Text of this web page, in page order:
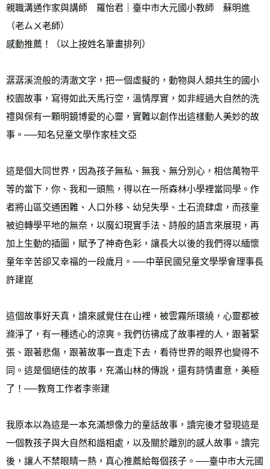
親職溝通作家與講師　羅怡君｜臺中市大元國小教師　蘇明進
（老ㄙㄨ老師）
感動推薦！（以上按姓名筆畫排列）
潺潺溪流般的清澈文字，把一個虛擬的，動物與人類共生的國小
校園故事，寫得如此天馬行空，溫情厚實，如非經過大自然的洗
禮與保有一顆明鏡博愛的心靈，實難以創作出這樣動人美妙的故
事。──知名兒童文學作家桂文亞
這是個大同世界，因為孩子無私、無我、無分別心，相信萬物平
等的當下，你、我和一頭熊，得以在一所森林小學裡當同學。作
者將山區交通困難、人口外移、幼兒失學、土石流肆虐，而孩童
被迫轉學平地的無奈，以魔幻現實手法、詩般的語言來展現，再
加上生動的插圖，賦予了神奇色彩，讓長大以後的我們得以緬懷
童年辛苦卻又幸福的一段歲月。──中華民國兒童文學學會理事長
許建崑
這個故事好天真，讀來感覺住在山裡，被雲霧所環繞，心靈都被
滌淨了，有一種透心的涼爽。我們彷彿成了故事裡的人，跟著緊
張、跟著悲傷，跟著故事一直走下去，看待世界的眼界也變得不
同。這是個絕佳的故事，充滿山林的傳說，還有詩情畫意，美極
了！──教育工作者李崇建
我原本以為這是一本充滿想像力的童話故事，讀完後才發現這是
一個教孩子與大自然和諧相處，以及關於離別的感人故事。讀完
後，讓人不禁眼睛一熱，真心推薦給每個孩子。──臺中市大元國